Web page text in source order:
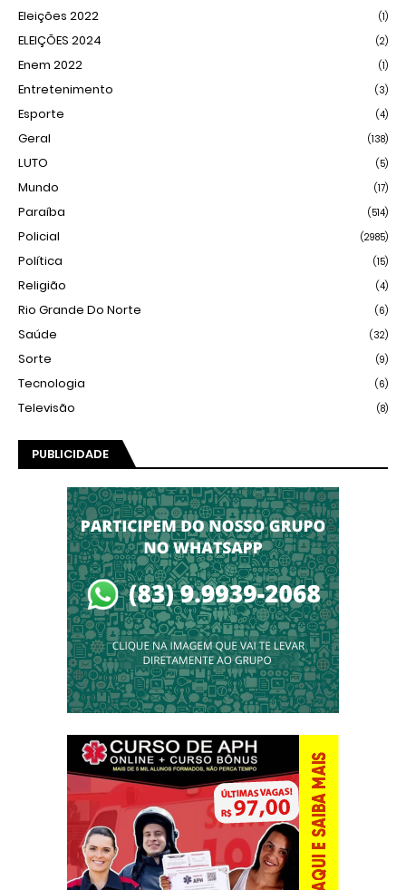
Eleições 2022
(1)
ELEIÇÕES 2024 (2)
Enem 2022 (1)
Entretenimento (3)
Esporte (4)
Geral (138)
LUTO (5)
Mundo (17)
Paraíba (514)
Policial (2985)
Política (15)
Religião (4)
Rio Grande Do Norte (6)
Saúde (32)
Sorte (9)
Tecnologia (6)
Televisão (8)
PUBLICIDADE